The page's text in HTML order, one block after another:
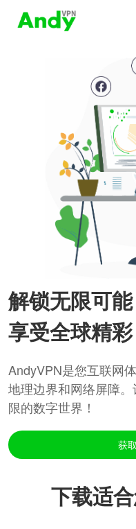
解锁无限可能
享受全球精彩
AndyVPN是您互联网
地理边界和网络屏障
限的数字世界！
获
下载适